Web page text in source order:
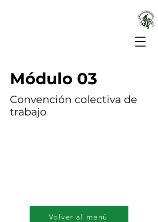
Módulo 03
Convención colectiva de
trabajo
Volver al menú